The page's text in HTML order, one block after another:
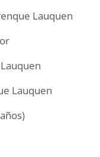
Lauquen
Lauquen